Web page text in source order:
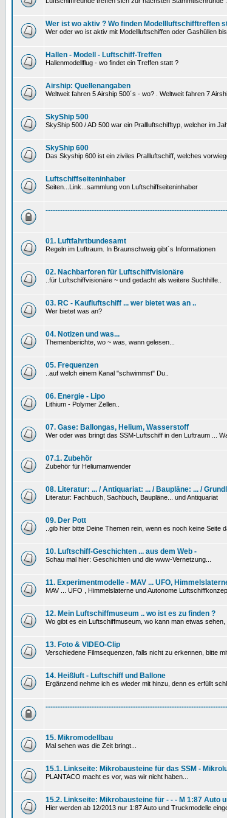
Wer ist wo aktiv ? Wo finden Modellluftschifftreffen
Wer oder wo ist aktiv mit Modellluftschiffen oder Gashüllen
Hallen - Modell - Luftschiff-Treffen
Hallenmodellflug - wo findet ein Treffen statt ?
Airship: Quellenangaben
Weltweit fahren 5 Airship 500´s - wo? . Weltweit fahren 7
SkyShip 500
SkyShip 500 / AD 500 war ein Prallluftschifftyp, welcher im
SkyShip 600
Das Skyship 600 ist ein ziviles Prallluftschiff, welches
Luftschiffseiteninhaber
Seiten...Link...sammlung von Luftschiffseiteninhaber
01. Luftfahrtbundesamt
Regeln im Luftraum. In Braunschweig gibt´s Informationen
02. Nachbarforen für Luftschiffvisionäre
..für Luftschiffvisionäre ~ und gedacht als weitere Suchhilfe..
03. RC - Kaufluftschiff ... wer bietet was an ..
Wer bietet was an?
04. Notizen und was...
Themenberichte, wo ~ was, wann gelesen...
05. Frequenzen
..auf welch einem Kanal "schwimmst" Du..
06. Energie - Lipo
Lithium - Polymer Zellen..
07. Gase: Ballongas, Helium, Wasserstoff
Wer oder was bringt das SSM-Luftschiff in den Luftraum ...
07.1. Zubehör
Zubehör für Heliumanwender
08. Literatur: ... / Antiquariat: ... / Baupläne: ... /
Literatur: Fachbuch, Sachbuch, Baupläne... und Antiquariat
09. Der Pott
..gib hier bitte Deine Themen rein, wenn es noch keine Seite
10. Luftschiff-Geschichten ... aus dem Web -
Schau mal hier: Geschichten und die www-Vernetzung...
11. Experimentmodelle - MAV ... UFO,
MAV ... UFO , Himmelslaterne und Autonome
12. Mein Luftschiffmuseum .. wo ist es zu finden ?
Wo gibt es ein Luftschiffmuseum, wo kann man etwas sehen,
13. Foto & VIDEO-Clip
Verschiedene Filmsequenzen, falls nicht zu erkennen, bitte
14. Heißluft - Luftschiff und Ballone
Ergänzend nehme ich es wieder mit hinzu, denn es erfüllt
15. Mikromodellbau
Mal sehen was die Zeit bringt...
15.1. Linkseite: Mikrobausteine für das SSM -
PLANTACO macht es vor, was wir nicht haben...
15.2. Linkseite: Mikrobausteine für - - - M 1:87 Auto
Hier werden ab 12/2013 nur 1:87 Auto und Truckmodelle